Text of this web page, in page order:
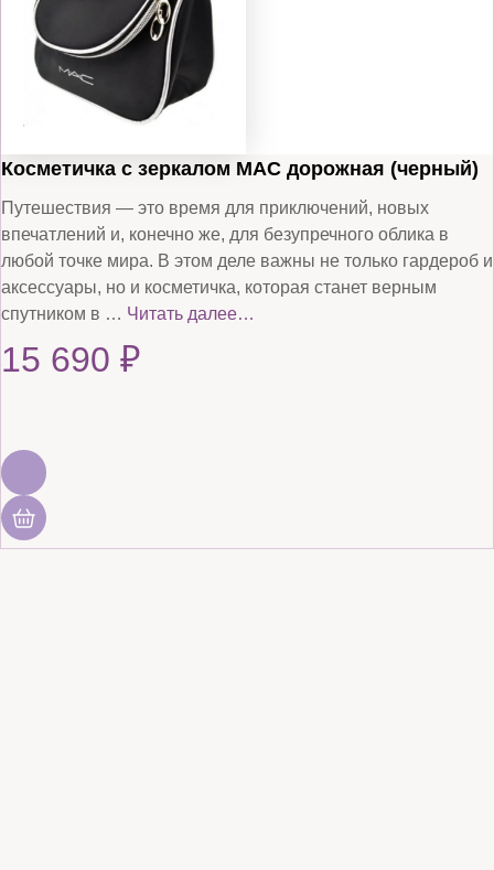
Косметичка с зеркалом MAC дорожная (черный)
Путешествия — это время для приключений, новых
впечатлений и, конечно же, для безупречного облика в
любой точке мира. В этом деле важны не только гардероб и
аксессуары, но и косметичка, которая станет верным
спутником в … Читать далее…
15 690 ₽